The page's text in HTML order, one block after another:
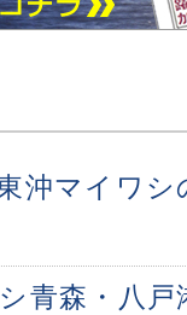
沖マイワ
青森・八